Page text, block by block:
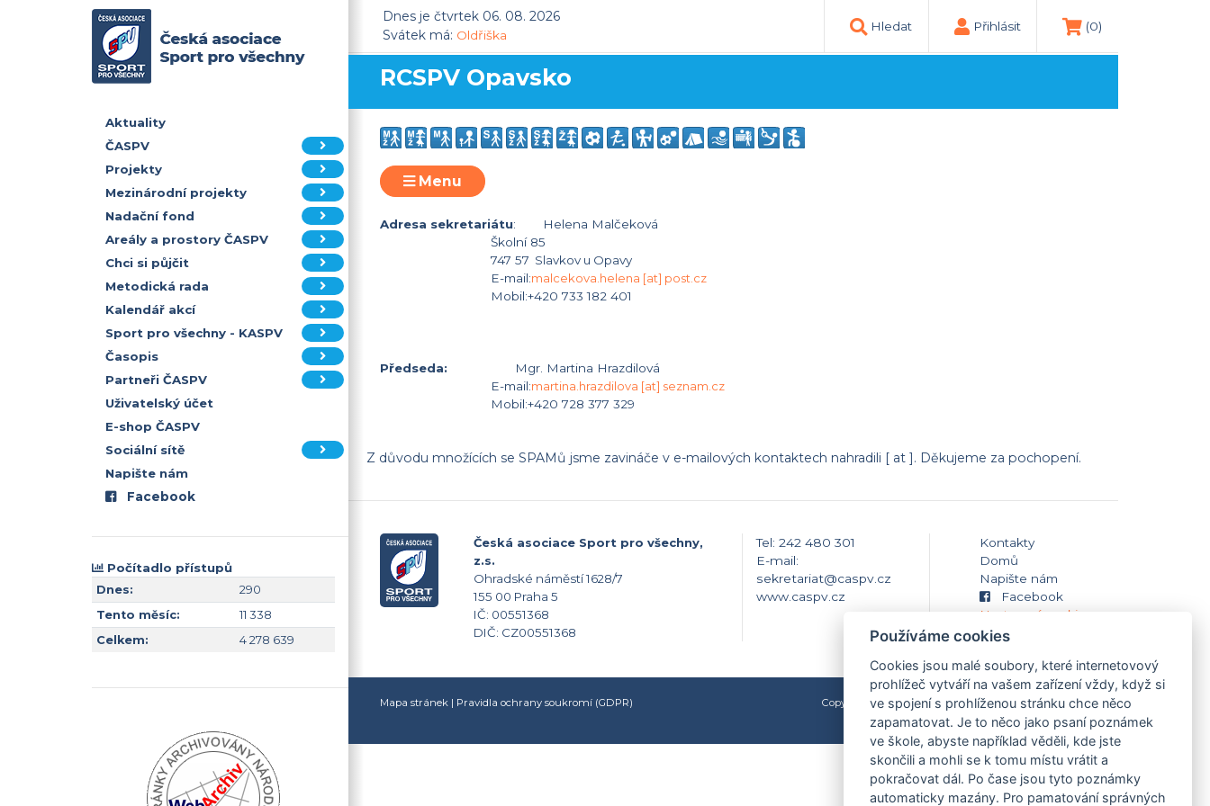
Aktuality
ČASPV
Projekty
Mezinárodní projekty
Nadační fond
Areály a prostory ČASPV
Chci si půjčit
Metodická rada
Kalendář akcí
Sport pro všechny - KASPV
Časopis
Partneři ČASPV
Uživatelský účet
E-shop ČASPV
Sociální sítě
Napište nám
Facebook
Počítadlo přístupů
Dnes:
290
Tento měsíc:
11 338
Celkem:
4 278 639
Dnes je čtvrtek 06. 08. 2026
Svátek má: Oldřiška
Hledat Přihlásit (0)
RCSPV Opavsko
Menu
Adresa sekretariátu:
Helena Malčeková
Školní 85
747 57 Slavkov u Opavy
E-mail:malcekova.helena [at] post.cz
Mobil:+420 733 182 401
Předseda:
Mgr. Martina Hrazdilová
E-mail:martina.hrazdilova [at] seznam.cz
Mobil:+420 728 377 329
Z důvodu množících se SPAMů jsme zavináče v e-mailových kontaktech nahradili [ at ]. Děkujeme za pochopení.
Česká asociace Sport pro všechny,
z.s.
Ohradské náměstí 1628/7
155 00 Praha 5
IČ: 00551368
DIČ: CZ00551368
Tel: 242 480 301
E-mail:
sekretariat@caspv.cz
www.caspv.cz
Kontakty
Domů
Napište nám
Facebook
Nastavení cookies
Mapa stránek | Pravidla ochrany soukromí (GDPR)
Copyright © 2009-2026 Česká asociace Sport pro všechny
2009 - 2026Martin Modl
Používáme cookies
Cookies jsou malé soubory, které internetovový
prohlížeč vytváří na vašem zařízení vždy, když si
ve spojení s prohlíženou stránku chce něco
zapamatovat. Je to něco jako psaní poznámek
ve škole, abyste například věděli, kde jste
skončili a mohli se k tomu místu vrátit a
pokračovat dál. Po čase jsou tyto poznámky
automaticky mazány. Pro pamatování správných